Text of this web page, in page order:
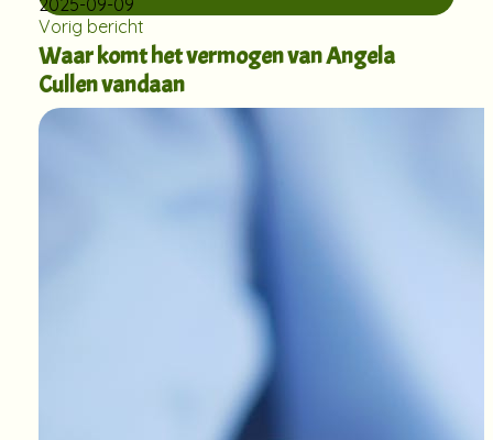
Vorig bericht
Waar komt het vermogen van Angela
Cullen vandaan